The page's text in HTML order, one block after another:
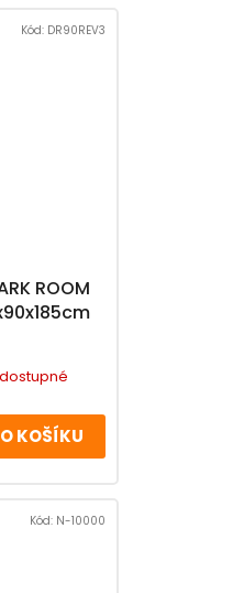
ROOM
KOŠÍKU
Kód: DR90REV3
Kód: N-10000